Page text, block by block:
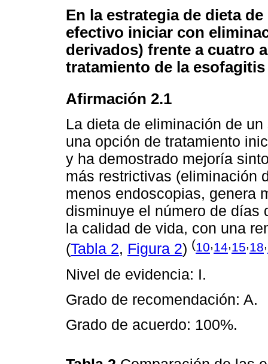
En la estrategia de dieta
efectivo iniciar con
derivados) frente a cuatro
tratamiento de la
Afirmación 2.1
La dieta de eliminación de
una opción de tratamiento
y ha demostrado mejoría
más restrictivas (eliminación
menos endoscopias, genera
disminuye el número de días
la calidad de vida, con una
(Tabla 2, Figura 2) (10,14,15,18,
Nivel de evidencia: I.
Grado de recomendación: A.
Grado de acuerdo: 100%.